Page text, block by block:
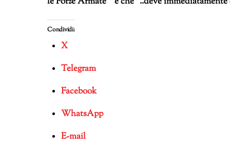
Condividi:
X
Telegram
Facebook
WhatsApp
E-mail